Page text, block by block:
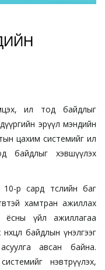
ил тод байдлыг
эрүүл мэндийн
цахим системийг ил
байдлыг хэвшүүлэх
р сард төслийн баг
хамтран ажиллах
ёсны үйл ажиллагаа
байдлын үнэлгээг
авсан байна.
нэвтрүүлэх,